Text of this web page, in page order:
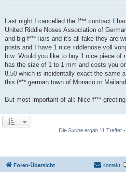
Last night I cancelled the f*** contract I
United Riddle Noses Association of
and big f*** liars and it's all fake they are
posts and I have 1 nice riddlenose voll
btw: Would you like to buy 1 nice piece of
has the size of 1 to 1 mm and costs you
8,50 which is incidentally exact the same
this f*** german town of Monaco or
But most important of all: Nice f***
Die Suche ergab 11 Treffer
Foren-Übersicht Kontakt